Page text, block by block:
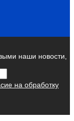
наши новости,
на обработку